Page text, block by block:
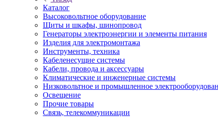
Каталог
Высоковольтное оборудование
Щиты и шкафы, шинопровод
Генераторы электроэнергии и элементы питания
Изделия для электромонтажа
Инструменты, техника
Кабеленесущие системы
Кабели, провода и аксессуары
Климатические и инженерные системы
Низковольтное и промышленное
Освещение
Прочие товары
Связь, телекоммуникации